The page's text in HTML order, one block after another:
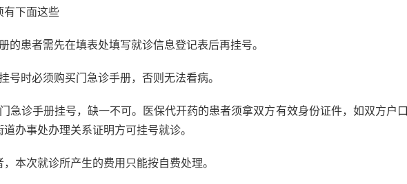
有下面这些
的患者需先在填表处填写就诊信息登记表后再挂号。
号时必须购买门急诊手册，否则无法看病。
急诊手册挂号，缺一不可。医保代开药的患者须拿双方有效身份证件，如双方户口
办事处办理关系证明方可挂号就诊。
本次就诊所产生的费用只能按自费处理。